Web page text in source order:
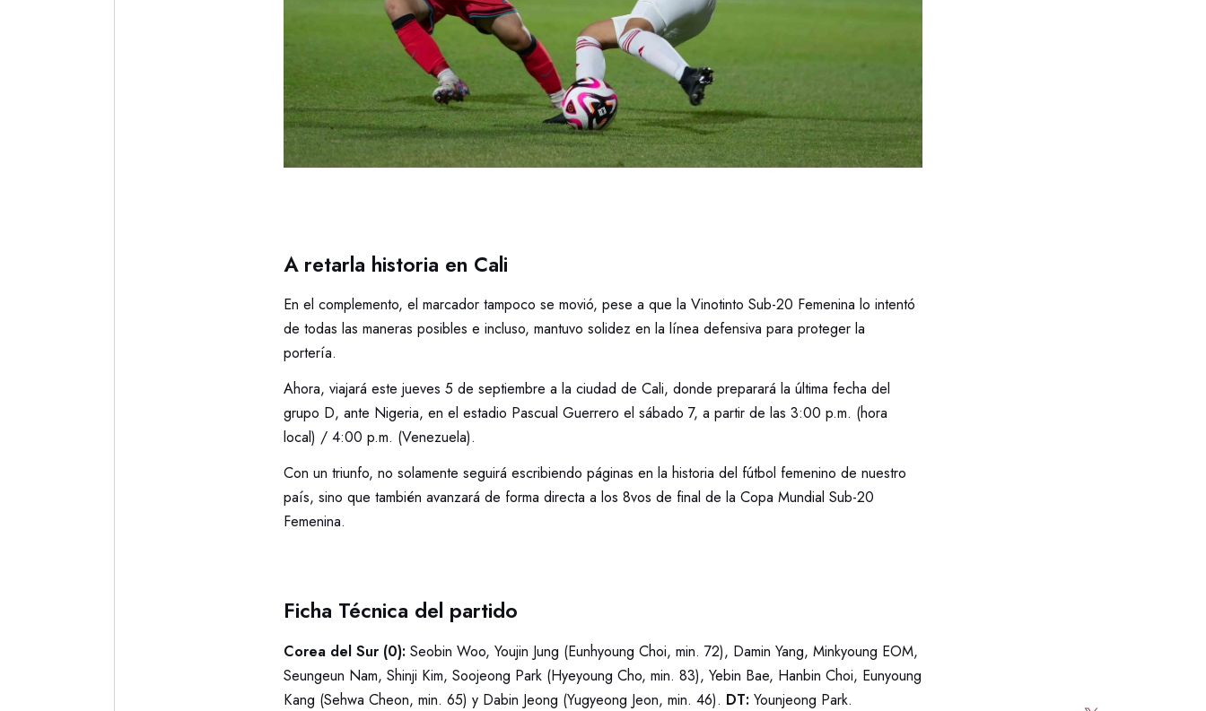
A retarla historia en Cali
En el complemento, el marcador tampoco se movió, pese a que la Vinotinto Sub-20 Femenina lo intentó
de todas las maneras posibles e incluso, mantuvo solidez en la línea defensiva para proteger la
portería.
Ahora, viajará este jueves 5 de septiembre a la ciudad de Cali, donde preparará la última fecha del
grupo D, ante Nigeria, en el estadio Pascual Guerrero el sábado 7, a partir de las 3:00 p.m. (hora
local) / 4:00 p.m. (Venezuela).
Con un triunfo, no solamente seguirá escribiendo páginas en la historia del fútbol femenino de nuestro
país, sino que también avanzará de forma directa a los 8vos de final de la Copa Mundial Sub-20
Femenina.
Ficha Técnica del partido
Corea del Sur (0): Seobin Woo, Youjin Jung (Eunhyoung Choi, min. 72), Damin Yang, Minkyoung EOM,
Seungeun Nam, Shinji Kim, Soojeong Park (Hyeyoung Cho, min. 83), Yebin Bae, Hanbin Choi, Eunyoung
Kang (Sehwa Cheon, min. 65) y Dabin Jeong (Yugyeong Jeon, min. 46). DT: Younjeong Park.